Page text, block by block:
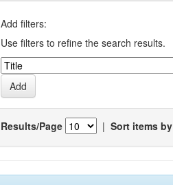
Add filters:
Use filters to refine the search results.
Results/Page | Sort items by